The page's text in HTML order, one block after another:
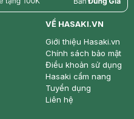
price
VỀ HASAKI.VN
Giới thiệu Hasaki.vn
Chính sách bảo mật
Điều khoản sử dụng
Hasaki cẩm nang
Tuyển dụng
Liên hệ